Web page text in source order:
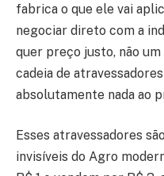
fabrica o que ele vai
negociar direto com a
quer preço justo, não
cadeia de
absolutamente nada ao
Esses atravessadores
invisíveis do Agro